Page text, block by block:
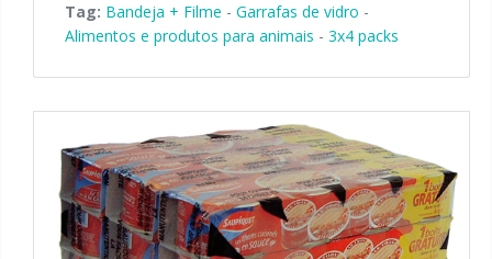
Tag: Bandeja + Filme - Garrafas de vidro -
Alimentos e produtos para animais - 3x4 packs